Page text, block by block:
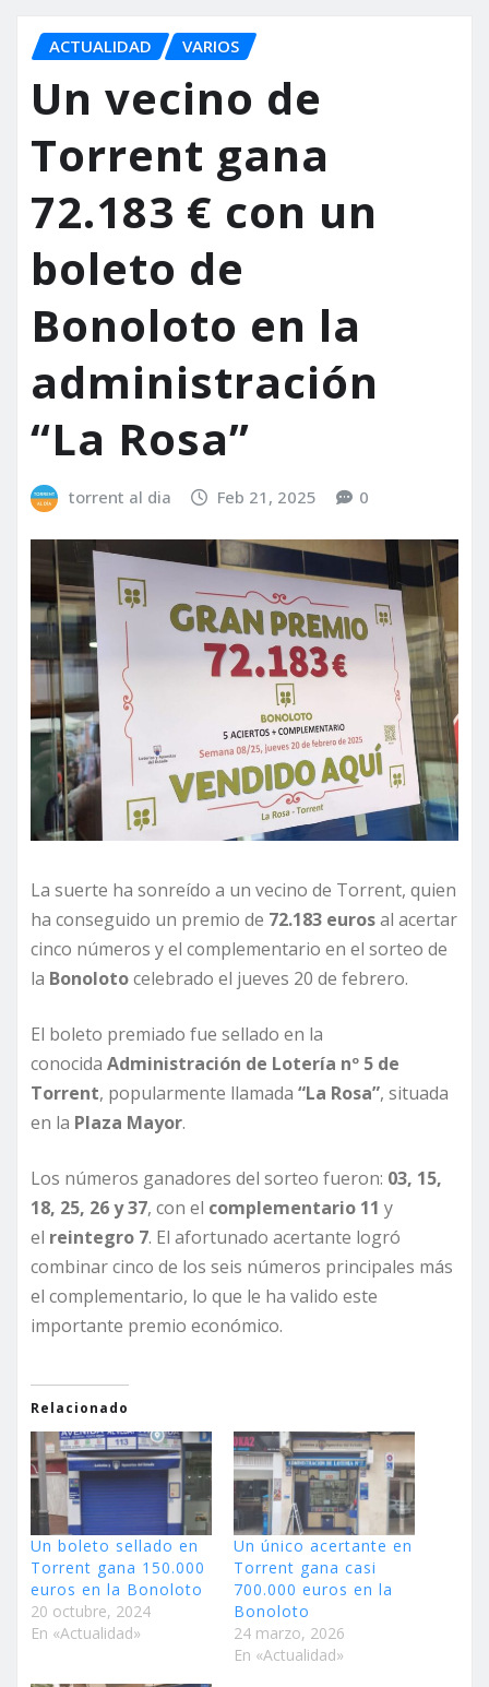
ACTUALIDAD VARIOS
Un vecino de
Torrent gana
72.183 € con un
boleto de
Bonoloto en la
administración
“La Rosa”
torrent al dia Feb 21, 2025 0
La suerte ha sonreído a un vecino de Torrent, quien
ha conseguido un premio de 72.183 eurosal acertar
cinco números y el complementario en el sorteo de
la Bonolotocelebrado el jueves 20 de febrero.
El boleto premiado fue sellado en la
conocida Administración de Lotería nº 5 de
Torrent, popularmente llamada “La Rosa”, situada
en la Plaza Mayor.
Los números ganadores del sorteo fueron: 03, 15,
18, 25, 26 y 37, con el complementario 11 y
el reintegro 7. El afortunado acertante logró
combinar cinco de los seis números principales más
el complementario, lo que le ha valido este
importante premio económico.
Relacionado
Un boleto sellado en
Torrent gana 150.000
euros en la Bonoloto
20 octubre, 2024
En «Actualidad»
Un único acertante en
Torrent gana casi
700.000 euros en la
Bonoloto
24 marzo, 2026
En «Actualidad»